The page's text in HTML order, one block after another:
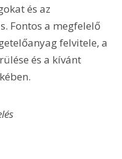
és az
Fontos a megfelelő
felvitele, a
és a kívánt